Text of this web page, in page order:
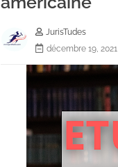
JurisTudes
décembre 19, 2021